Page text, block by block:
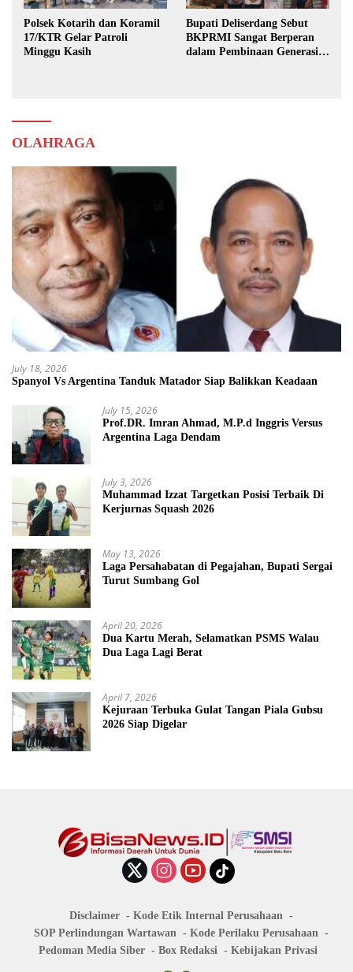
Polsek Kotarih dan Koramil
17/KTR Gelar Patroli
Minggu Kasih
Bupati Deliserdang Sebut
BKPRMI Sangat Berperan
dalam Pembinaan Generasi
OLAHRAGA
July 18, 2026
Spanyol Vs Argentina Tanduk Matador Siap Balikkan Keadaan
July 15, 2026
Prof.DR. Imran Ahmad, M.P.d Inggris Versus
Argentina Laga Dendam
July 3, 2026
Muhammad Izzat Targetkan Posisi Terbaik Di
Kerjurnas Squash 2026
May 13, 2026
Laga Persahabatan di Pegajahan, Bupati Sergai
Turut Sumbang Gol
April 20, 2026
Dua Kartu Merah, Selamatkan PSMS Walau
Dua Laga Lagi Berat
April 7, 2026
Kejuraan Terbuka Gulat Tangan Piala Gubsu
2026 Siap Digelar
Disclaimer
Kode Etik Internal Perusahaan
SOP Perlindungan Wartawan
Kode Perilaku Perusahaan
Pedoman Media Siber
Box Redaksi Kebijakan Privasi